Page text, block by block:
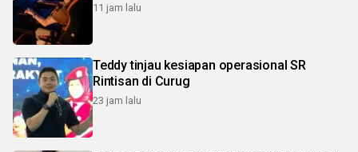
11 jam lalu
Teddy tinjau kesiapan operasional SR
Rintisan di Curug
23 jam lalu